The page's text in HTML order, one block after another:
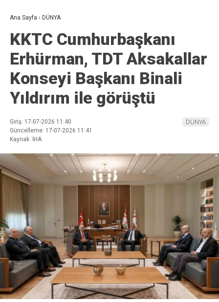
Ana Sayfa › DÜNYA
KKTC Cumhurbaşkanı
Erhürman, TDT Aksakallar
Konseyi Başkanı Binali
Yıldırım ile görüştü
Giriş: 17-07-2026 11:40
Güncelleme: 17-07-2026 11:41
Kaynak: İHA
DÜNYA